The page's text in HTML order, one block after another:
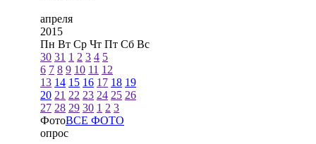
апреля
2015
Пн Вт Ср Чт Пт Сб Вс
30 31 1 2 3 4 5
6 7 8 9 10 11 12
13 14 15 16 17 18 19
20 21 22 23 24 25 26
27 28 29 30 1 2 3
ФотоВСЕ ФОТО
опрос